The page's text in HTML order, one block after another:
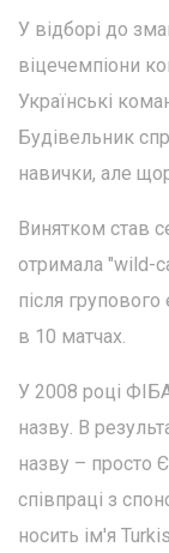
У відборі до
віцечемпіони
Українські
Будівельник
навички, але
Винятком став
отримала "wild-
після
в 10 матчах.
У 2008 році
назву. В
назву – просто
співпраці з
носить ім'я